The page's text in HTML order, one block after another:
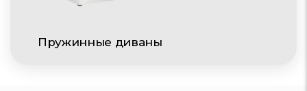
Пружинные диваны